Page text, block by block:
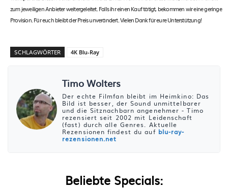
zum jeweiligen Anbieter weitergeleitet. Falls ihr einen Kauf tätigt, bekommen wir eine geringe
Provision. Für euch bleibt der Preis unverändert. Vielen Dank für eure Unterstützung!
SCHLAGWÖRTER 4K Blu-Ray
Timo Wolters
Der echte Filmfan bleibt im Heimkino: Das
Bild ist besser, der Sound unmittelbarer
und die Sitznachbarn angenehmer - Timo
rezensiert seit 2002 mit Leidenschaft
(fast) durch alle Genres. Aktuelle
Rezensionen findest du auf blu-ray-
rezensionen.net
Beliebte Specials: